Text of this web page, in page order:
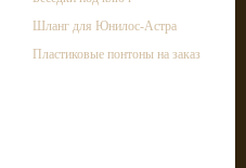
Шланг для Юнилос-Астра
Пластиковые понтоны на заказ